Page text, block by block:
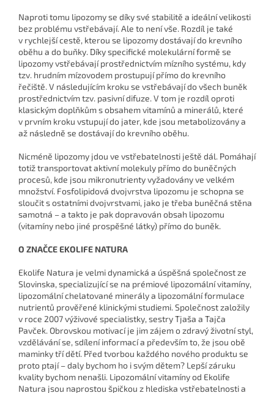
Naproti tomu lipozomy se díky své stabilitě a ideální velikosti
bez problému vstřebávají. Ale to není vše. Rozdíl je také
v rychlejší cestě, kterou se lipozomy dostávají do krevního
oběhu a do buňky. Díky specifické molekulární formě se
lipozomy vstřebávají prostřednictvím mízního systému, kdy
tzv. hrudním mízovodem prostupují přímo do krevního
řečiště. V následujícím kroku se vstřebávají do všech buněk
prostřednictvím tzv. pasivní difuze. V tom je rozdíl oproti
klasickým doplňkům s obsahem vitamínů a minerálů, které
v prvním kroku vstupují do jater, kde jsou metabolizovány a
až následně se dostávají do krevního oběhu.
Nicméně lipozomy jdou ve vstřebatelnosti ještě dál. Pomáhají
totiž transportovat aktivní molekuly přímo do buněčných
procesů, kde jsou mikronutrienty vyžadovány ve velkém
množství. Fosfolipidová dvojvrstva lipozomu je schopna se
sloučit s ostatními dvojvrstvami, jako je třeba buněčná stěna
samotná – a takto je pak dopravován obsah lipozomu
(vitamíny nebo jiné prospěšné látky) přímo do buněk.
O ZNAČCE EKOLIFE NATURA
Ekolife Natura je velmi dynamická a úspěšná společnost ze
Slovinska, specializující se na prémiové lipozomální vitamíny,
lipozomální chelatované minerály a lipozomální formulace
nutrientů prověřené klinickými studiemi. Společnost založily
v roce 2007 výživové specialistky, sestry Tjaša a Tajča
Pavček. Obrovskou motivací je jim zájem o zdravý životní styl,
vzdělávání se, sdílení informací a především to, že jsou obě
maminky tří dětí. Před tvorbou každého nového produktu se
proto ptají – daly bychom ho i svým dětem? Lepší záruku
kvality bychom nenašli. Lipozomální vitamíny od Ekolife
Natura jsou naprostou špičkou z hlediska vstřebatelnosti a